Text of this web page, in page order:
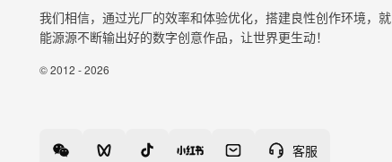
我们相信，通过光厂的效率和体验优化，搭建良性创作环境，就
能源源不断输出好的数字创意作品，让世界更生动！
© 2012 - 2026
客服